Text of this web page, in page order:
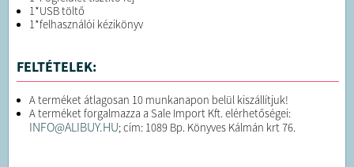
1*USB töltő
1*felhasználói kézikönyv
FELTÉTELEK:
A terméket átlagosan 10 munkanapon belül kiszállítjuk!
A terméket forgalmazza a Sale Import Kft. elérhetőségei:
INFO@ALIBUY.HU; cím: 1089 Bp. Könyves Kálmán krt 76.